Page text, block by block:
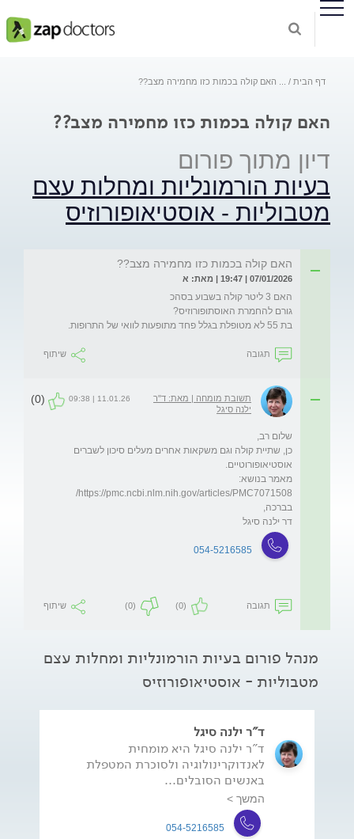
דף הבית האם קולה בכמות כזו מחמירה מצב??
האם קולה בכמות כזו מחמירה מצב??
דיון מתוך פורום
בעיות הורמונליות ומחלות עצם
מטבוליות - אוסטיאופורוזיס
האם קולה בכמות כזו מחמירה מצב??
07/01/2026 | 19:47 | מאת: א
בת 55 לא מטופלת בגלל פחד מתופעות לוואי של התרופות.
תגובה שיתוף
תשובת מומחה | מאת: ד"ר
ילנה סיגל
11.01.26 | 09:38
(0)
כן, שתיית קולה וגם משקאות אחרים מעלים סיכון לשברים
מאמר בנושא:
דר ילנה סיגל
054-5216585
תגובה (0)
(0) שיתוף
מנהל פורום בעיות הורמונליות ומחלות עצם
מטבוליות - אוסטיאופורוזיס
ד"ר ילנה סיגל
ד"ר ילנה סיגל היא מומחית
לאנדוקרינולוגיה ולסוכרת המטפלת
באנשים הסובלים...
המשך >
054-5216585